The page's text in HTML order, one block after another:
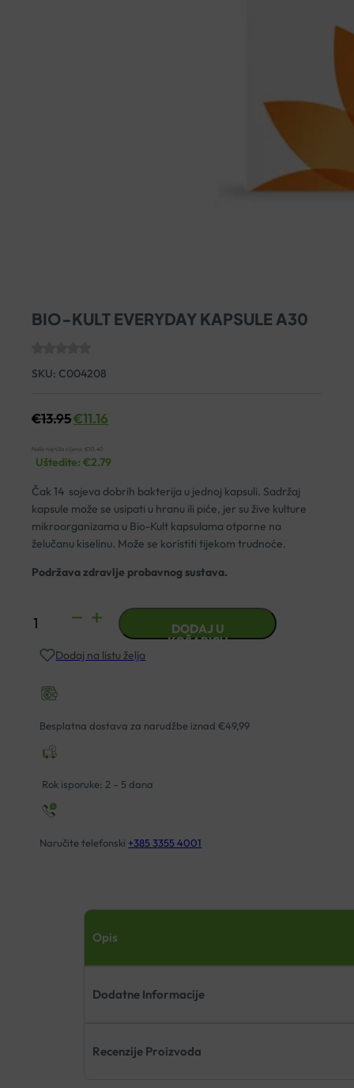
BIO-KULT EVERYDAY KAPSULE A30
SKU: C004208
€13.95€11.16
Naša najniža cijena: € 10.40
Uštedite:€2.79
Čak 14 sojeva dobrih bakterija u jednoj kapsuli. Sadržaj
kapsule može se usipati u hranu ili piće, jer su žive kulture
mikroorganizama u Bio-Kult kapsulama otporne na
želučanu kiselinu. Može se koristiti tijekom trudnoće.
Podržava zdravlje probavnog sustava.
BIO-
EVERYDAY
A30
količina
DODAJ U
KOŠARICU
Dodaj na listu želja
Besplatna dostava za narudžbe iznad €49,99
Rok isporuke: 2 – 5 dana
Naručite telefonski +385 3355 4001
Opis
Dodatne Informacije
Recenzije Proizvoda